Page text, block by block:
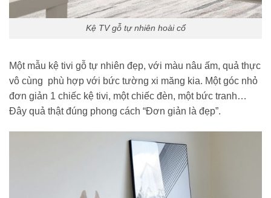
Kệ TV gỗ tự nhiên hoài cổ
Một mẫu kệ tivi gỗ tự nhiên đẹp, với màu nâu ấm, quả thực
vô cùng phù hợp với bức tường xi măng kia. Một góc nhỏ
đơn giản 1 chiếc kệ tivi, một chiếc đèn, một bức tranh…
Đây quả thật đúng phong cách “Đơn giản là đẹp”.